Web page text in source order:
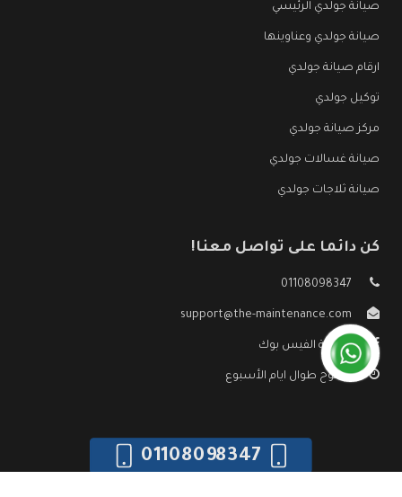
صيانة جولدي الرئيسي
صيانة جولدي وعناوينها
ارقام صيانة جولدي
توكيل جولدي
مركز صيانة جولدي
صيانة غسالات جولدي
صيانة ثلاجات جولدي
كن دائما على تواصل معنا!
01108098347
support@the-maintenance.com
صفحة الفيس بوك
مفتوح طوال ايام الأسبوع
01108098347